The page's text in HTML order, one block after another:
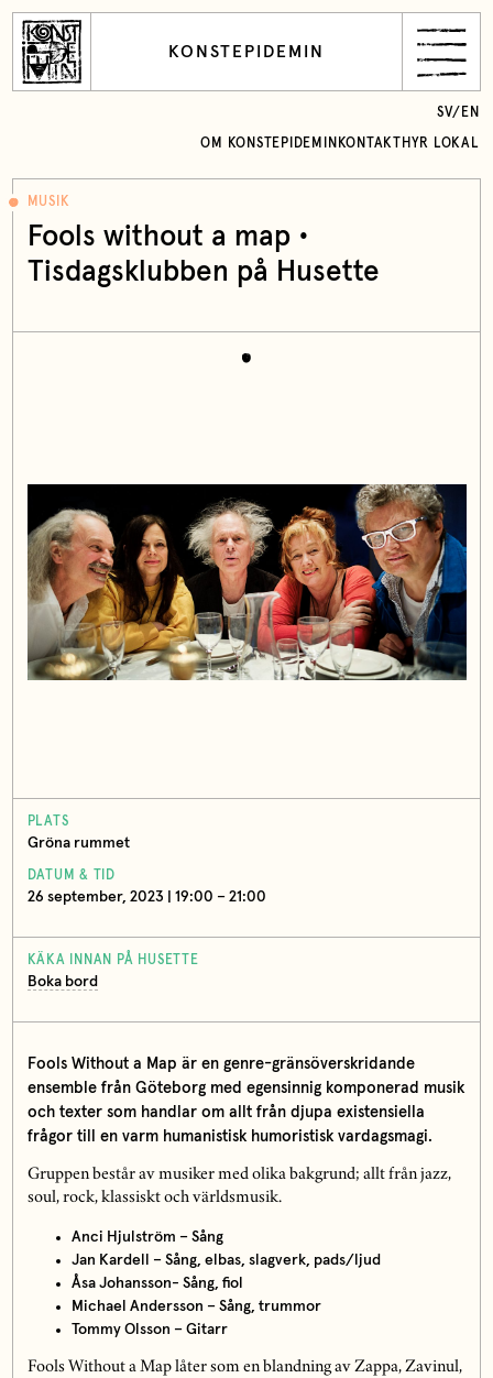
KONSTEPIDEMIN
OM KONSTEPIDEMIN KONTAKT HYR LOKAL
SV/ EN
MUSIK
Fools without a map •
Tisdagsklubben på Husette
PLATS
Gröna rummet
DATUM & TID
26 september, 2023 | 19:00 – 21:00
KÄKA INNAN PÅ HUSETTE
Boka bord
Fools Without a Map är en genre-gränsöverskridande
ensemble från Göteborg med egensinnig komponerad musik
och texter som handlar om allt från djupa existensiella
frågor till en varm humanistisk humoristisk vardagsmagi.
Gruppen består av musiker med olika bakgrund; allt från jazz,
soul, rock, klassiskt och världsmusik.
Anci Hjulström – Sång
Jan Kardell – Sång, elbas, slagverk, pads/ljud
Åsa Johansson- Sång, fiol
Michael Andersson – Sång, trummor
Tommy Olsson – Gitarr
Fools Without a Map låter som en blandning av Zappa, Zavinul,